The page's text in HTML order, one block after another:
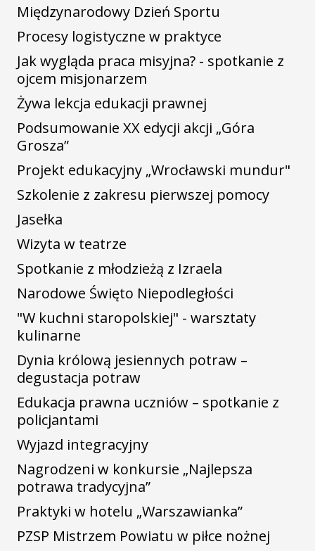
Międzynarodowy Dzień Sportu
Procesy logistyczne w praktyce
Jak wygląda praca misyjna? - spotkanie z
ojcem misjonarzem
Żywa lekcja edukacji prawnej
Podsumowanie XX edycji akcji „Góra
Grosza”
Projekt edukacyjny „Wrocławski mundur"
Szkolenie z zakresu pierwszej pomocy
Jasełka
Wizyta w teatrze
Spotkanie z młodzieżą z Izraela
Narodowe Święto Niepodległości
"W kuchni staropolskiej" - warsztaty
kulinarne
Dynia królową jesiennych potraw –
degustacja potraw
Edukacja prawna uczniów – spotkanie z
policjantami
Wyjazd integracyjny
Nagrodzeni w konkursie „Najlepsza
potrawa tradycyjna”
Praktyki w hotelu „Warszawianka”
PZSP Mistrzem Powiatu w piłce nożnej